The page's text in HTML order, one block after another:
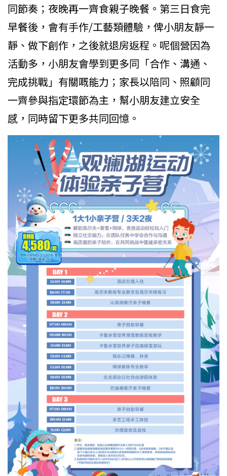
同節奏；夜晚再一齊食親子晚餐。第三日食完
早餐後，會有手作/工藝類體驗，俾小朋友靜一
靜、做下創作，之後就退房返程。呢個營因為
活動多，小朋友會學到更多同「合作、溝通、
完成挑戰」有關嘅能力；家長以陪同、照顧同
一齊參與指定環節為主，幫小朋友建立安全
感，同時留下更多共同回憶。